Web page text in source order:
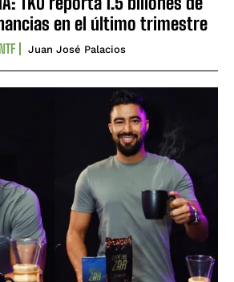
en el último trimestre
Juan José Palacios